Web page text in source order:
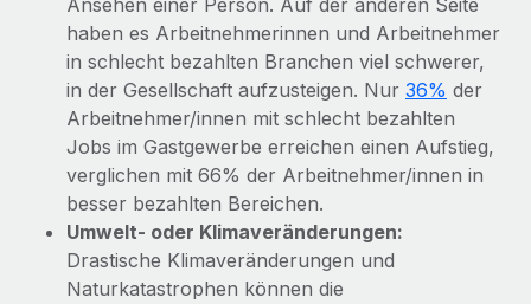
Einfacheres Bewerber:innen-Screening
Compliance Watchtower
Lückenlose Compliance
Geräteverwaltung
Globale Bereitstellung und Verfolgung von IT-
Geräten
Gründung von Niederlassungen
Schnelle, rechtssichere Gründung von
So hat der KI-Vorreiter Weaviate sein Team mit
Remote um 120 % vergrößert
Weaviate auf einen Blick Weaviate entwickelt KI-basierte
Open-Source-Infrastrukturen. Das...
Mehr erfahren
Strategische Partnerschaft zwischen
Reverse Tech und Remote für Contractor
Alle Ressourcen anzeigen
Globale Payroll
EOR und PEO
Contractor Management
Steuern
Ansehen einer Person. Auf der anderen Seite
haben es Arbeitnehmerinnen und Arbeitnehmer
in schlecht bezahlten Branchen viel schwerer,
in der Gesellschaft aufzusteigen. Nur 36% der
Arbeitnehmer/innen mit schlecht bezahlten
Jobs im Gastgewerbe erreichen einen Aufstieg,
verglichen mit 66% der Arbeitnehmer/innen in
besser bezahlten Bereichen.
Umwelt- oder Klimaveränderungen:
Drastische Klimaveränderungen und
Naturkatastrophen können die